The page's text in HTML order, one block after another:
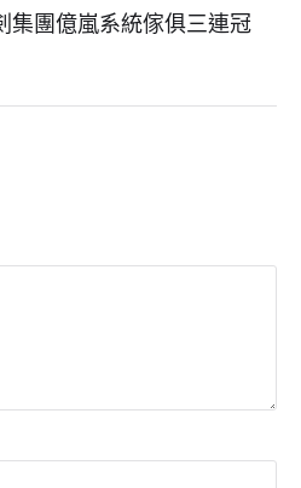
集團億嵐系統傢俱三連冠